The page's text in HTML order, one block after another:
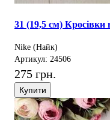
31 (19,5 см) Кросівки
Nike (Найк)
Артикул: 24506
275 грн.
Купити